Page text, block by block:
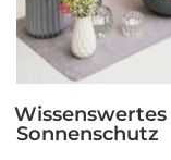
Sonnenschutz